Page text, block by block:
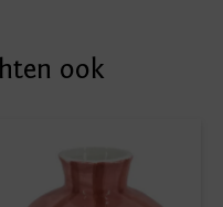
bestellingen geldt bij
ook